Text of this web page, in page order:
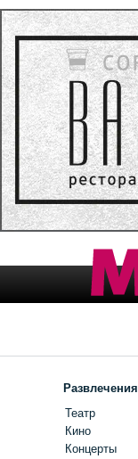
Развлечения
Театр
Кино
Концерты